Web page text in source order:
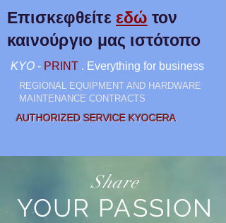
AUTHORIZED SERVICE KYOCERA
KYO - PRINT . Everything for business
REGIONAL EQUIPMENT AND HARDWARE
MAINTENANCE CONTRACTS
Επισκεφθείτε εδώ τον
καινούργιο μας ιστότοπο
Share
YOUR PASSION